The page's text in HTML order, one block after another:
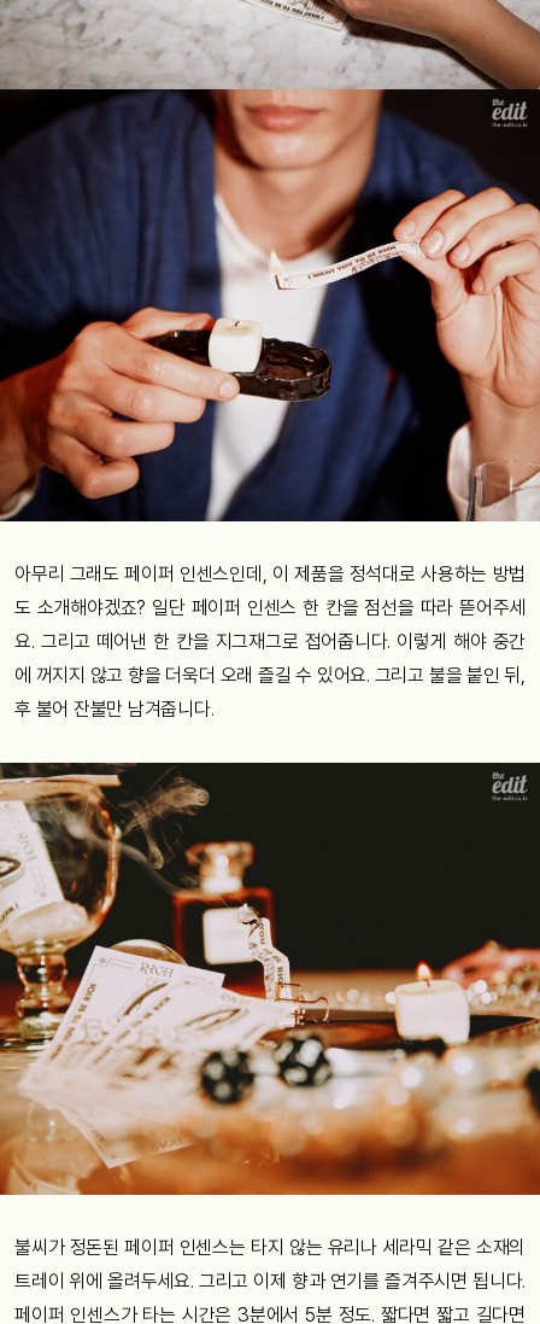
아무리 그래도 페이퍼 인센스인데, 이 제품을 정석대로 사용하는 방법
도 소개해야겠죠? 일단 페이퍼 인센스 한 칸을 점선을 따라 뜯어주세
요. 그리고 떼어낸 한 칸을 지그재그로 접어줍니다. 이렇게 해야 중간
에 꺼지지 않고 향을 더욱더 오래 즐길 수 있어요. 그리고 불을 붙인 뒤,
후 불어 잔불만 남겨줍니다.
불씨가 정돈된 페이퍼 인센스는 타지 않는 유리나 세라믹 같은 소재의
트레이 위에 올려두세요. 그리고 이제 향과 연기를 즐겨주시면 됩니다.
페이퍼 인센스가 타는 시간은 3분에서 5분 정도. 짧다면 짧고 길다면